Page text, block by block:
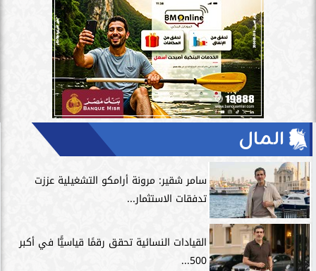
المال
سامر شقير: مرونة أرامكو التشغيلية عززت
تدفقات الاستثمار...
القيادات النسائية تحقق رقمًا قياسيًّا في أكبر
500...